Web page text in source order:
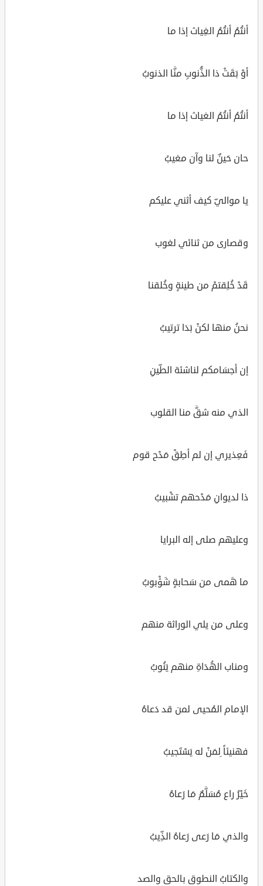
أنتُمُ أنتُمُ الغِياث إذا ما
أوْ بَقَتْ ذا الذُّنوبِ منَّا الذنوبُ
أنتُمُ أنتُمُ الغياث إذا ما
حان حَينٌ لنا وآن مغيبُ
يا مواليّ كيف أثني عليكم
وقصارى من ثنائي لغوب
قَدْ خُلِقتمْ من طينةٍ وخُلقنا
نحنُ منها لكنْ بَدَا ترتيبُ
إن أجسَامكم لناشئة الطِّينِ
الذي منه شقَّ منا القلوب
فَعِذيري إن لم أطِقْ مَدْح قوم
ذا لديوانِ مَدْحهم تشْبيبُ
وعليهم صلى إله البرايا
ما هَمى من سَحابةٍ شَؤْبوبُ
وعلى من يلي الوراثة منهم
ومناب الهُدَاةِ منهم يَنُوبُ
الإمام المُحيى لمن قد دَعاهُ
فهنيئاً ِلمَنْ له يَسْتَجيبُ
خَيْرُ راع مُسَلَّمٌ مَا رَعاهُ
والذي مَا رَعى رَعاهُ الذِّيبُ
والكتابُ النطوق بالحق والصد